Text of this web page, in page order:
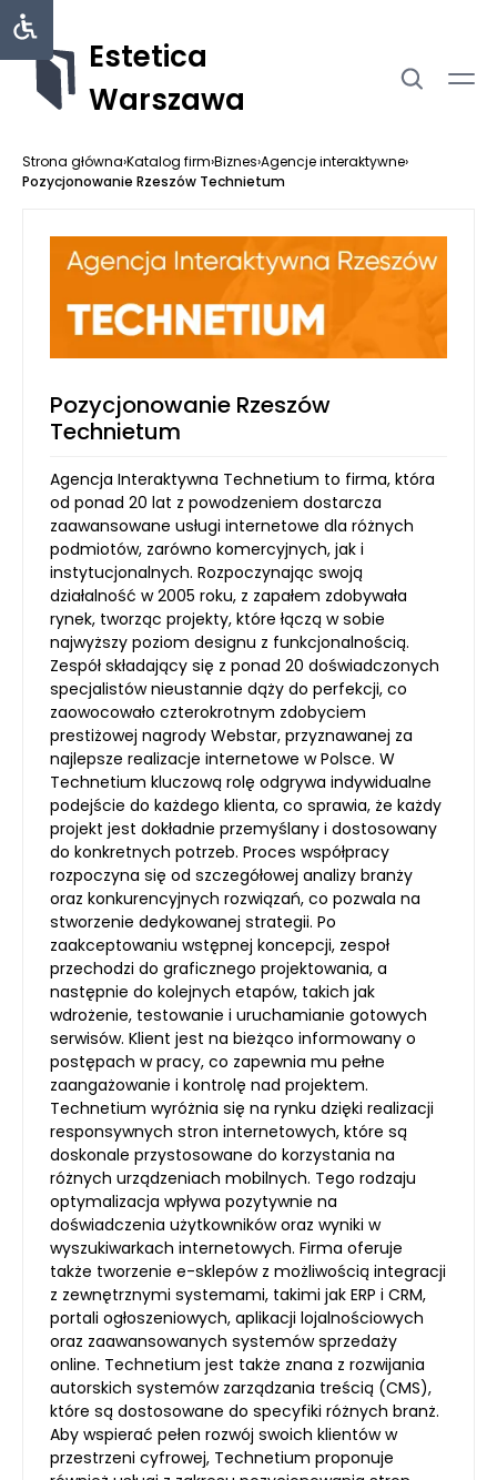
Estetica
Warszawa
Strona główna›Katalog firm›Biznes›Agencje interaktywne›
Pozycjonowanie Rzeszów Technietum
Pozycjonowanie Rzeszów
Technietum
Agencja Interaktywna Technetium to firma, która
od ponad 20 lat z powodzeniem dostarcza
zaawansowane usługi internetowe dla różnych
podmiotów, zarówno komercyjnych, jak i
instytucjonalnych. Rozpoczynając swoją
działalność w 2005 roku, z zapałem zdobywała
rynek, tworząc projekty, które łączą w sobie
najwyższy poziom designu z funkcjonalnością.
Zespół składający się z ponad 20 doświadczonych
specjalistów nieustannie dąży do perfekcji, co
zaowocowało czterokrotnym zdobyciem
prestiżowej nagrody Webstar, przyznawanej za
najlepsze realizacje internetowe w Polsce. W
Technetium kluczową rolę odgrywa indywidualne
podejście do każdego klienta, co sprawia, że każdy
projekt jest dokładnie przemyślany i dostosowany
do konkretnych potrzeb. Proces współpracy
rozpoczyna się od szczegółowej analizy branży
oraz konkurencyjnych rozwiązań, co pozwala na
stworzenie dedykowanej strategii. Po
zaakceptowaniu wstępnej koncepcji, zespoł
przechodzi do graficznego projektowania, a
następnie do kolejnych etapów, takich jak
wdrożenie, testowanie i uruchamianie gotowych
serwisów. Klient jest na bieżąco informowany o
postępach w pracy, co zapewnia mu pełne
zaangażowanie i kontrolę nad projektem.
Technetium wyróżnia się na rynku dzięki realizacji
responsywnych stron internetowych, które są
doskonale przystosowane do korzystania na
różnych urządzeniach mobilnych. Tego rodzaju
optymalizacja wpływa pozytywnie na
doświadczenia użytkowników oraz wyniki w
wyszukiwarkach internetowych. Firma oferuje
także tworzenie e-sklepów z możliwością integracji
z zewnętrznymi systemami, takimi jak ERP i CRM,
portali ogłoszeniowych, aplikacji lojalnościowych
oraz zaawansowanych systemów sprzedaży
online. Technetium jest także znana z rozwijania
autorskich systemów zarządzania treścią (CMS),
które są dostosowane do specyfiki różnych branż.
Aby wspierać pełen rozwój swoich klientów w
przestrzeni cyfrowej, Technetium proponuje